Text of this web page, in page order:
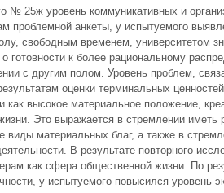
№ 25ж уровень коммуникативных и
проблемной анкеты, у испытуемого
свободным временем, университетом
готовности к более рациональному
с другим полом. Уровень проблем,
оценки терминальных
высокое материальное положение,
Это выражается в стремлении иметь
материальных благ, а также в
В результате повторного
как сфера общественной жизни. По
у испытуемого повысился уровень